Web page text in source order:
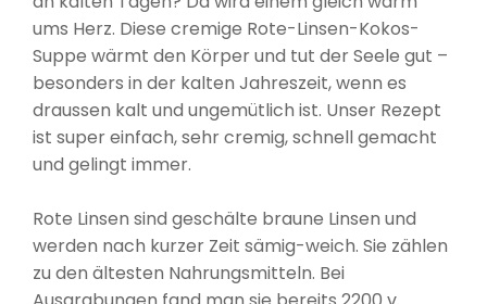
ums Herz. Diese cremige Rote-Linsen-Kokos-
Suppe wärmt den Körper und tut der Seele gut –
besonders in der kalten Jahreszeit, wenn es
draussen kalt und ungemütlich ist. Unser Rezept
ist super einfach, sehr cremig, schnell gemacht
und gelingt immer.
Rote Linsen sind geschälte braune Linsen und
werden nach kurzer Zeit sämig-weich. Sie zählen
zu den ältesten Nahrungsmitteln. Bei